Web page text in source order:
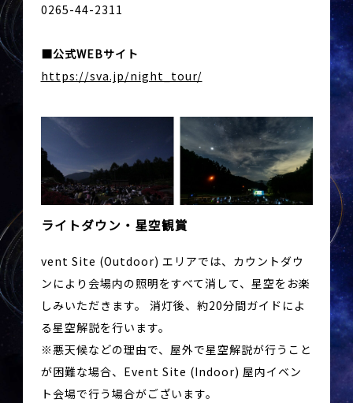
0265-44-2311
公式WEBサイト
https://sva.jp/night_tour/
ライトダウン・星空観賞
vent Site (Outdoor) エリアでは、カウントダウ
ンにより会場内の照明をすべて消して、星空をお楽
しみいただきます。 消灯後、約20分間ガイドによ
る星空解説を行います。
※悪天候などの理由で、屋外で星空解説が行うこと
が困難な場合、Event Site (Indoor) 屋内イベン
ト会場で行う場合がございます。